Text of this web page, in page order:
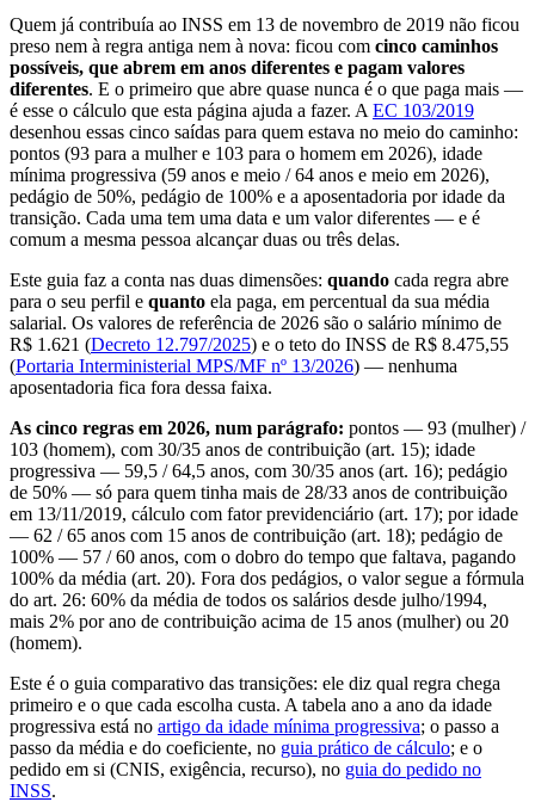
Quem já contribuía ao INSS em 13 de novembro de 2019 não ficou
preso nem à regra antiga nem à nova: ficou com cinco caminhos
possíveis, que abrem em anos diferentes e pagam valores
diferentes. E o primeiro que abre quase nunca é o que paga mais —
é esse o cálculo que esta página ajuda a fazer. A EC 103/2019
desenhou essas cinco saídas para quem estava no meio do caminho:
pontos (93 para a mulher e 103 para o homem em 2026), idade
mínima progressiva (59 anos e meio / 64 anos e meio em 2026),
pedágio de 50%, pedágio de 100% e a aposentadoria por idade da
transição. Cada uma tem uma data e um valor diferentes — e é
comum a mesma pessoa alcançar duas ou três delas.
Este guia faz a conta nas duas dimensões: quando cada regra abre
para o seu perfil e quanto ela paga, em percentual da sua média
salarial. Os valores de referência de 2026 são o salário mínimo de
R$ 1.621 (Decreto 12.797/2025) e o teto do INSS de R$ 8.475,55
(Portaria Interministerial MPS/MF nº 13/2026) — nenhuma
aposentadoria fica fora dessa faixa.
As cinco regras em 2026, num parágrafo: pontos — 93 (mulher) /
103 (homem), com 30/35 anos de contribuição (art. 15); idade
progressiva — 59,5 / 64,5 anos, com 30/35 anos (art. 16); pedágio
de 50% — só para quem tinha mais de 28/33 anos de contribuição
em 13/11/2019, cálculo com fator previdenciário (art. 17); por idade
— 62 / 65 anos com 15 anos de contribuição (art. 18); pedágio de
100% — 57 / 60 anos, com o dobro do tempo que faltava, pagando
100% da média (art. 20). Fora dos pedágios, o valor segue a fórmula
do art. 26: 60% da média de todos os salários desde julho/1994,
mais 2% por ano de contribuição acima de 15 anos (mulher) ou 20
(homem).
Este é o guia comparativo das transições: ele diz qual regra chega
primeiro e o que cada escolha custa. A tabela ano a ano da idade
progressiva está no artigo da idade mínima progressiva; o passo a
passo da média e do coeficiente, no guia prático de cálculo; e o
pedido em si (CNIS, exigência, recurso), no guia do pedido no
INSS.